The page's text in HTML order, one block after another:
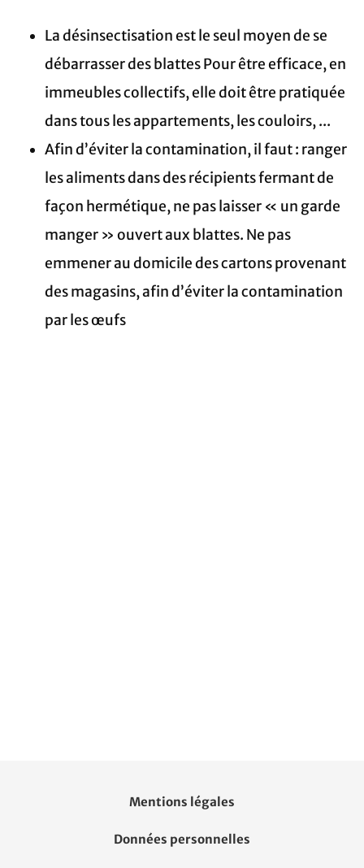
La désinsectisation est le seul moyen de se
débarrasser des blattes Pour être efficace, en
immeubles collectifs, elle doit être pratiquée
dans tous les appartements, les couloirs, ...
Afin d’éviter la contamination, il faut : ranger
les aliments dans des récipients fermant de
façon hermétique, ne pas laisser « un garde
manger » ouvert aux blattes. Ne pas
emmener au domicile des cartons provenant
des magasins, afin d’éviter la contamination
par les œufs
Mentions légales
Données personnelles